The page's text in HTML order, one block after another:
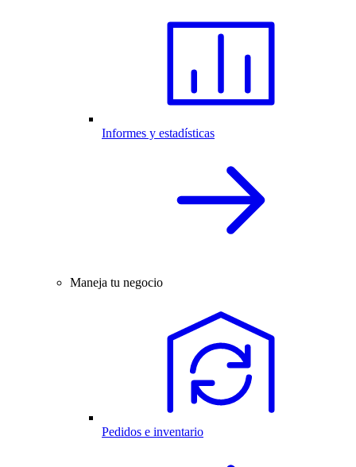
Informes y estadísticas
Maneja tu negocio
Pedidos e inventario